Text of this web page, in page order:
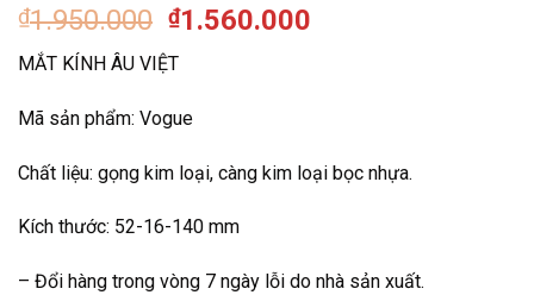
₫1.950.000 Giá
gốc
là:
₫1.560.000
MẮT KÍNH ÂU VIỆT
Mã sản phẩm: Vogue
Chất liệu: gọng kim loại, càng kim loại bọc nhựa.
Kích thước: 52-16-140 mm
– Đổi hàng trong vòng 7 ngày lỗi do nhà sản xuất.